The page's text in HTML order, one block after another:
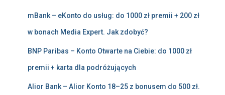
mBank – eKonto do usług: do 1000 zł premii + 200 zł
w bonach Media Expert. Jak zdobyć?
BNP Paribas – Konto Otwarte na Ciebie: do 1000 zł
premii + karta dla podróżujących
Alior Bank – Alior Konto 18–25 z bonusem do 500 zł.